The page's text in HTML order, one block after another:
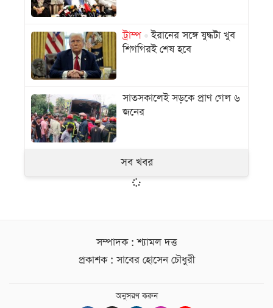
ট্রাম্প
ইরানের সঙ্গে যুদ্ধটা খুব
শিগগিরই শেষ হবে
সাতসকালেই সড়কে প্রাণ গেল ৬
জনের
সব খবর
সম্পাদক : শ্যামল দত্ত
প্রকাশক : সাবের হোসেন চৌধুরী
অনুসরণ করুন